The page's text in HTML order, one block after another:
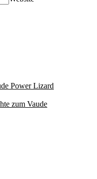
Power Lizard
zum Vaude